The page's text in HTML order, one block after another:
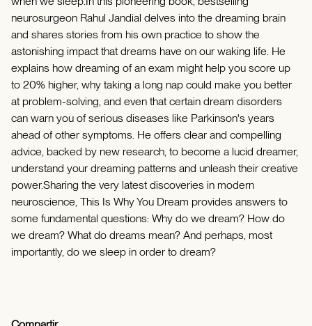
neurosurgeon Rahul Jandial delves into the dreaming brain
and shares stories from his own practice to show the
astonishing impact that dreams have on our waking life. He
explains how dreaming of an exam might help you score up
to 20% higher, why taking a long nap could make you better
at problem-solving, and even that certain dream disorders
can warn you of serious diseases like Parkinson's years
ahead of other symptoms. He offers clear and compelling
advice, backed by new research, to become a lucid dreamer,
understand your dreaming patterns and unleash their creative
power.Sharing the very latest discoveries in modern
neuroscience, This Is Why You Dream provides answers to
some fundamental questions: Why do we dream? How do
we dream? What do dreams mean? And perhaps, most
importantly, do we sleep in order to dream?